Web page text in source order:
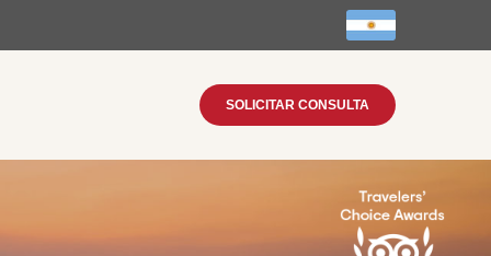
SOLICITAR CONSULTA